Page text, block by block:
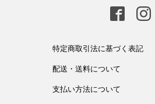
特定商取引法に基づく表記
配送・送料について
支払い方法について